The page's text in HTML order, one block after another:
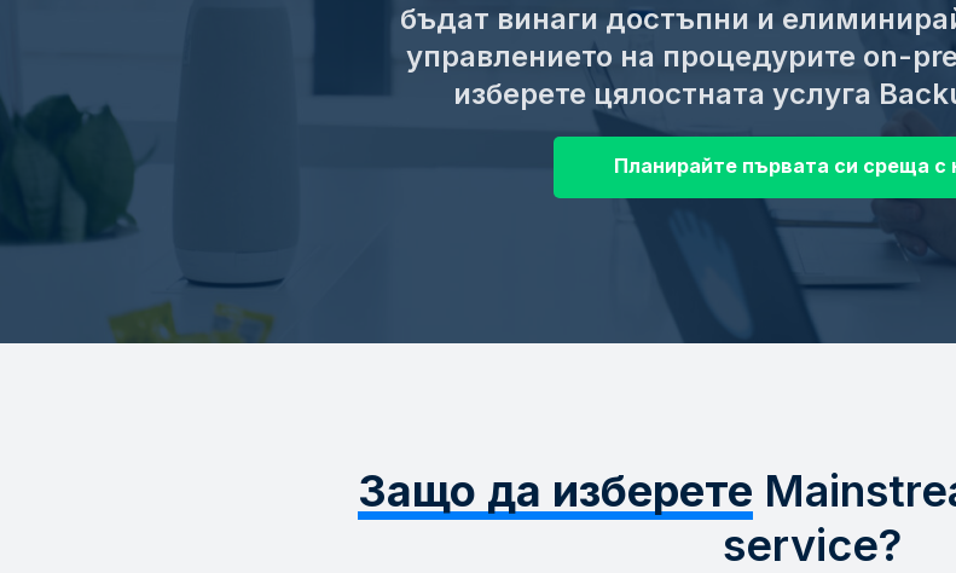
бъдат винаги достъпни и
управлението на процедурите on-
изберете цялостната услуга
Планирайте първата си среща с
Защо да изберете
service?